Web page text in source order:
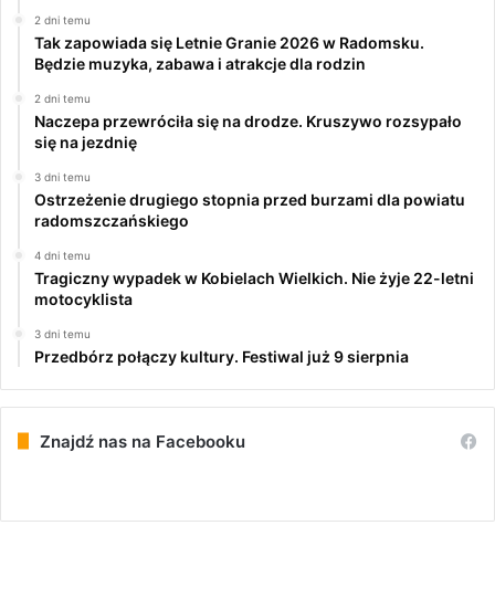
2 dni temu
Tak zapowiada się Letnie Granie 2026 w Radomsku.
Będzie muzyka, zabawa i atrakcje dla rodzin
2 dni temu
Naczepa przewróciła się na drodze. Kruszywo rozsypało
się na jezdnię
3 dni temu
Ostrzeżenie drugiego stopnia przed burzami dla powiatu
radomszczańskiego
4 dni temu
Tragiczny wypadek w Kobielach Wielkich. Nie żyje 22-letni
motocyklista
3 dni temu
Przedbórz połączy kultury. Festiwal już 9 sierpnia
Znajdź nas na Facebooku